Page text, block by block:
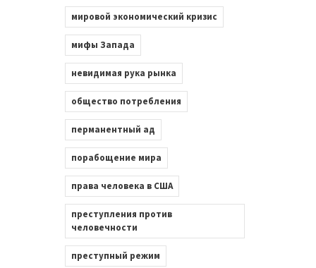
мировой экономический кризис
мифы Запада
невидимая рука рынка
общество потребления
перманентный ад
порабощение мира
права человека в США
преступления против
человечности
преступный режим